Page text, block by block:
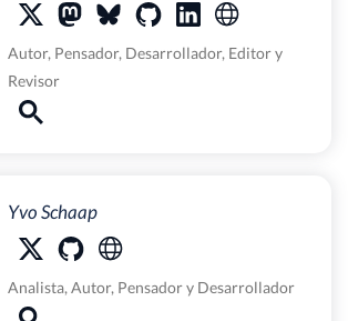
Autor, Pensador, Desarrollador, Editory
Revisor
Yvo Schaap
Analista,Autor, Pensadory Desarrollador